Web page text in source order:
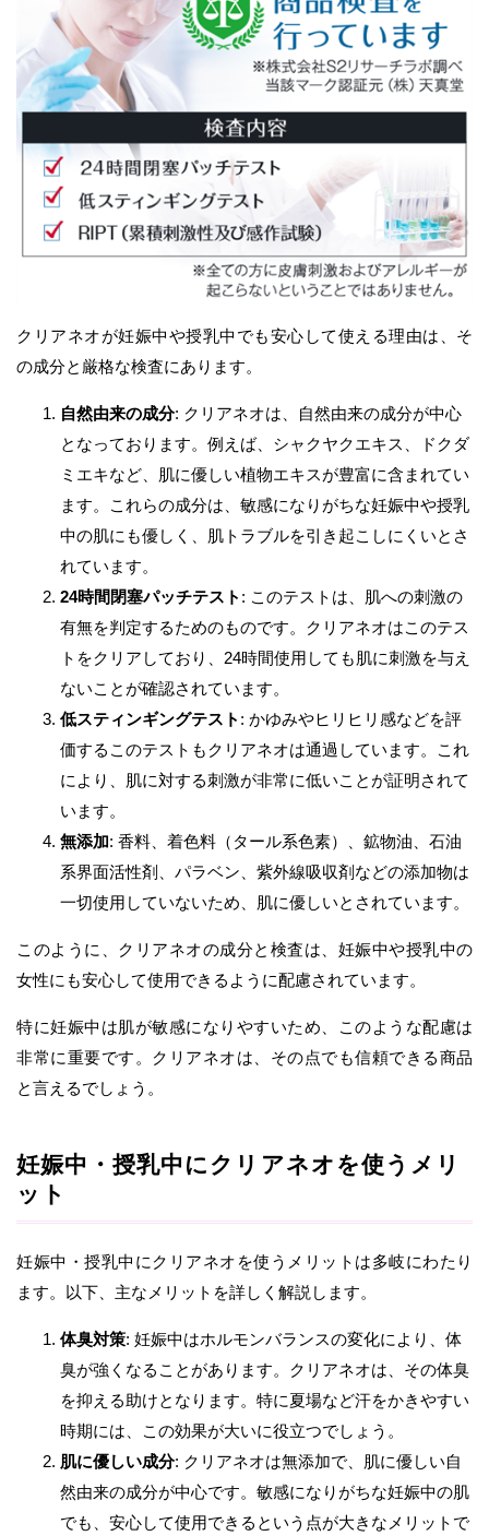
クリアネオが妊娠中や授乳中でも安心して使える理由は、そ
の成分と厳格な検査にあります。
自然由来の成分: クリアネオは、自然由来の成分が中心
となっております。例えば、シャクヤクエキス、ドクダ
ミエキなど、肌に優しい植物エキスが豊富に含まれてい
ます。これらの成分は、敏感になりがちな妊娠中や授乳
中の肌にも優しく、肌トラブルを引き起こしにくいとさ
れています。
24時間閉塞パッチテスト : このテストは、肌への刺激の
有無を判定するためのものです。クリアネオはこのテス
トをクリアしており、24時間使用しても肌に刺激を与え
ないことが確認されています。
低スティンギングテスト : かゆみやヒリヒリ感などを評
価するこのテストもクリアネオは通過しています。これ
により、肌に対する刺激が非常に低いことが証明されて
います。
無添加: 香料、着色料（タール系色素）、鉱物油、石油
系界面活性剤、パラベン、紫外線吸収剤などの添加物は
一切使用していないため、肌に優しいとされています。
このように、クリアネオの成分と検査は、妊娠中や授乳中の
女性にも安心して使用できるように配慮されています。
特に妊娠中は肌が敏感になりやすいため、このような配慮は
非常に重要です。クリアネオは、その点でも信頼できる商品
と言えるでしょう。
妊娠中・授乳中にクリアネオを使うメリ
ット
妊娠中・授乳中にクリアネオを使うメリットは多岐にわたり
ます。以下、主なメリットを詳しく解説します。
体臭対策: 妊娠中はホルモンバランスの変化により、体
臭が強くなることがあります。クリアネオは、その体臭
を抑える助けとなります。特に夏場など汗をかきやすい
時期には、この効果が大いに役立つでしょう。
肌に優しい成分: クリアネオは無添加で、肌に優しい自
然由来の成分が中心です。敏感になりがちな妊娠中の肌
でも、安心して使用できるという点が大きなメリットで